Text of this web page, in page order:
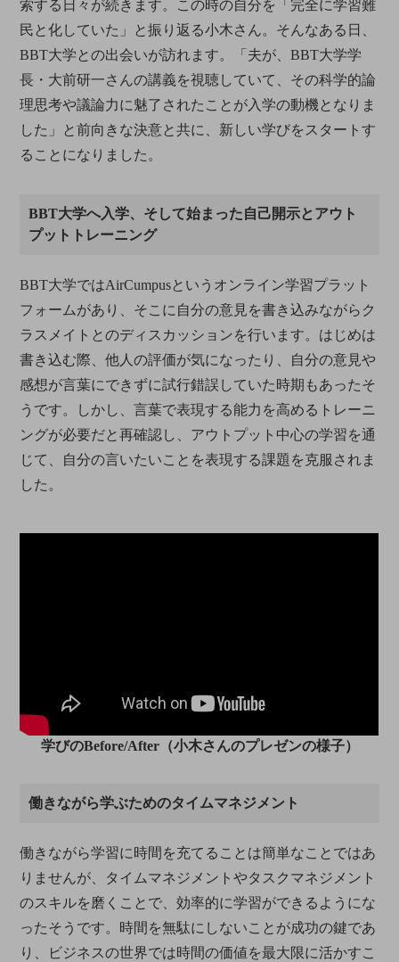
索する日々が続きます。この時の自分を「完全に学習難
民と化していた」と振り返る小木さん。そんなある日、
BBT大学との出会いが訪れます。「夫が、BBT大学学
長・大前研一さんの講義を視聴していて、その科学的論
理思考や議論力に魅了されたことが入学の動機となりま
した」と前向きな決意と共に、新しい学びをスタートす
ることになりました。
BBT大学へ入学、そして始まった自己開示とアウト
プットトレーニング
BBT大学ではAirCumpusというオンライン学習プラット
フォームがあり、そこに自分の意見を書き込みながらク
ラスメイトとのディスカッションを行います。はじめは
書き込む際、他人の評価が気になったり、自分の意見や
感想が言葉にできずに試行錯誤していた時期もあったそ
うです。しかし、言葉で表現する能力を高めるトレーニ
ングが必要だと再確認し、アウトプット中心の学習を通
じて、自分の言いたいことを表現する課題を克服されま
した。
学びのBefore/After（小木さんのプレゼンの様子）
働きながら学ぶためのタイムマネジメント
働きながら学習に時間を充てることは簡単なことではあ
りませんが、タイムマネジメントやタスクマネジメント
のスキルを磨くことで、効率的に学習ができるようにな
ったそうです。時間を無駄にしないことが成功の鍵であ
り、ビジネスの世界では時間の価値を最大限に活かすこ